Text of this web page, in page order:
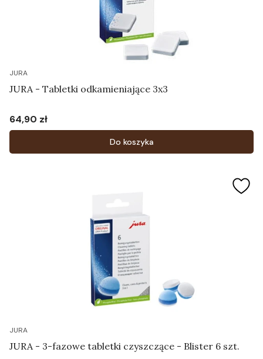
JURA
JURA - Tabletki odkamieniające 3x3
Cena
64,90 zł
Do koszyka
JURA
JURA - 3-fazowe tabletki czyszczące - Blister 6 szt.